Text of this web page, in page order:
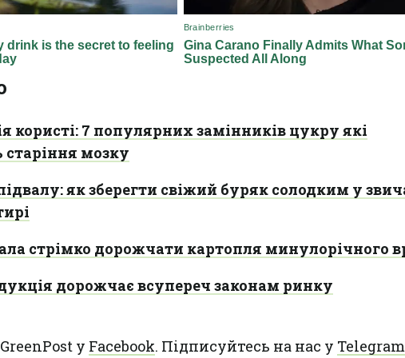
користі: 7 популярних замінників цукру які
мозку
як зберегти свіжий буряк солодким у
стрімко дорожчати картопля минулорічного
дорожчає всупереч законам ринку
у Facebook. Підписуйтесь на нас у Telegram